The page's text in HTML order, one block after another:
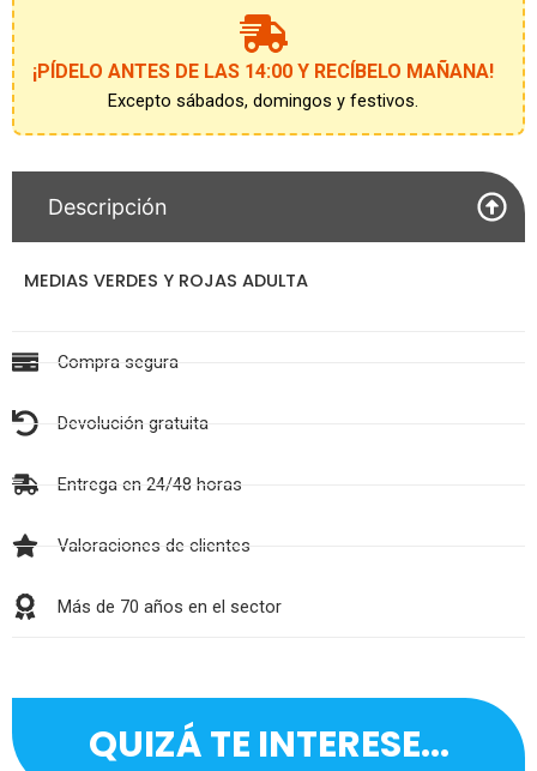
¡PÍDELO ANTES DE LAS 14:00 Y RECÍBELO MAÑANA!
Excepto sábados, domingos y festivos.
Descripción
MEDIAS VERDES Y ROJAS ADULTA
Compra segura
Devolución gratuita
Entrega en 24/48 horas
Valoraciones de clientes
Más de 70 años en el sector
QUIZÁ TE INTERESE...